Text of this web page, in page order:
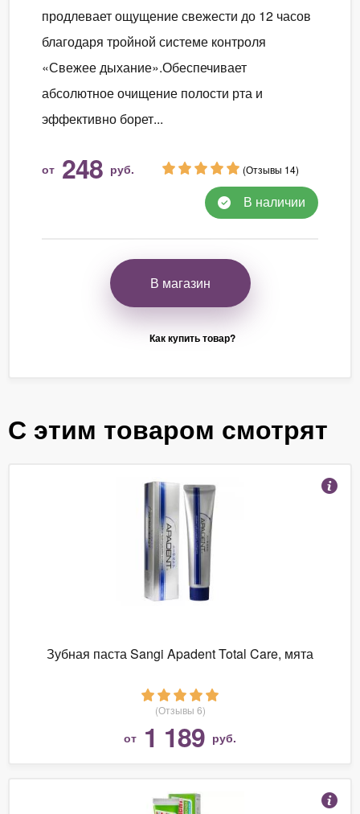
продлевает ощущение свежести до 12 часов
благодаря тройной системе контроля
«Свежее дыхание».Обеспечивает
абсолютное очищение полости рта и
эффективно борет...
от 248 руб. (Отзывы 14)
В наличии
В магазин
Как купить товар?
С этим товаром смотрят
Зубная паста Sangi Apadent Total Care, мята
(Отзывы 6)
от 1 189 руб.